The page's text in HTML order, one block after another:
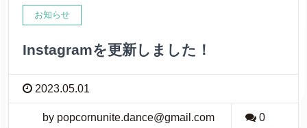
お知らせ
Instagramを更新しました！
2023.05.01
by popcornunite.dance@gmail.com 0